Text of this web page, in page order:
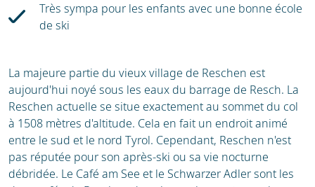
Très sympa pour les enfants avec une bonne école
de ski
La majeure partie du vieux village de Reschen est
aujourd'hui noyé sous les eaux du barrage de Resch. La
Reschen actuelle se situe exactement au sommet du col
à 1508 mètres d'altitude. Cela en fait un endroit animé
entre le sud et le nord Tyrol. Cependant, Reschen n'est
pas réputée pour son après-ski ou sa vie nocturne
débridée. Le Café am See et le Schwarzer Adler sont les